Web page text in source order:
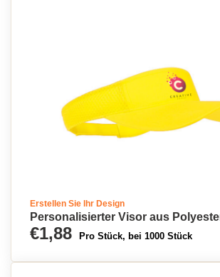
Erstellen Sie Ihr Design
Personalisierter Visor aus
€1,88 Pro Stück, bei 1000 Stück